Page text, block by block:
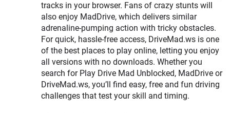
tracks in your browser. Fans of crazy stunts will
also enjoy MadDrive, which delivers similar
adrenaline-pumping action with tricky obstacles.
For quick, hassle-free access, DriveMad.ws is one
of the best places to play online, letting you enjoy
all versions with no downloads. Whether you
search for Play Drive Mad Unblocked, MadDrive or
DriveMad.ws, you’ll find easy, free and fun driving
challenges that test your skill and timing.